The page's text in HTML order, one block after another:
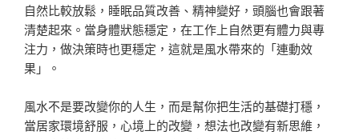
自然比較放鬆，睡眠品質改善、精神變好，頭腦也會跟著
清楚起來。當身體狀態穩定，在工作上自然更有體力與專
注力，做決策時也更穩定，這就是風水帶來的「連動效
果」。
風水不是要改變你的人生，而是幫你把生活的基礎打穩，
當居家環境舒服，心境上的改變，想法也改變有新思維，